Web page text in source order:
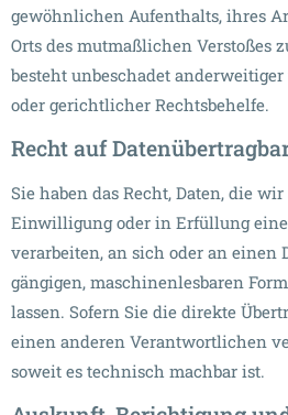
gewöhnlichen Aufenthalts, ihres
Orts des mutmaßlichen Verstoßes
besteht unbeschadet
oder gerichtlicher Rechtsbehelfe.
Recht auf
Sie haben das Recht, Daten, die
Einwilligung oder in Erfüllung
verarbeiten, an sich oder an einen
gängigen, maschinenlesbaren
lassen. Sofern Sie die direkte
einen anderen Verantwortlichen
soweit es technisch machbar ist.